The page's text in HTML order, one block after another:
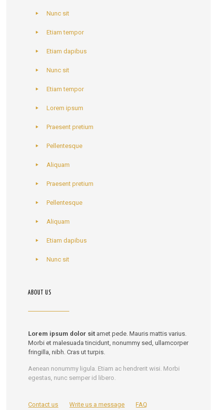
Nunc sit
Etiam tempor
Etiam dapibus
Nunc sit
Etiam tempor
Lorem ipsum
Praesent pretium
Pellentesque
Aliquam
Praesent pretium
Pellentesque
Aliquam
Etiam dapibus
Nunc sit
ABOUT US
Lorem ipsum dolor sit amet pede. Mauris mattis varius.
Morbi et malesuada tincidunt, nonummy sed, ullamcorper
fringilla, nibh. Cras ut turpis.
Aenean nonummy ligula. Etiam ac hendrerit wisi. Morbi
egestas, nunc semper id libero.
Contact us Write us a message FAQ